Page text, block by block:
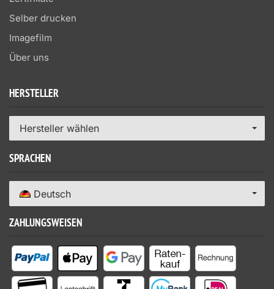
Selber drucken
Imagefilm
Über uns
HERSTELLER
Hersteller wählen
SPRACHEN
Deutsch
ZAHLUNGSWEISEN